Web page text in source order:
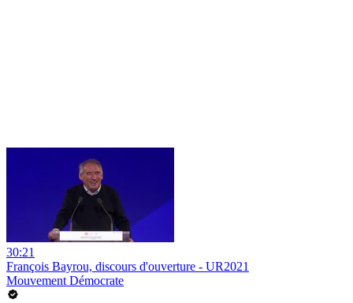
30:21
François Bayrou, discours d'ouverture - UR2021
Mouvement Démocrate